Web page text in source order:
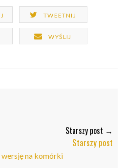
TWEETNIJ
WYŚLIJ
Starszy post →
Starszy post
na komórki